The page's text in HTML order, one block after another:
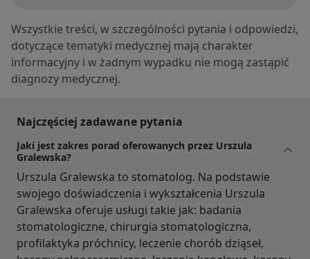
Wszystkie treści, w szczególności pytania i odpowiedzi,
dotyczące tematyki medycznej mają charakter
informacyjny i w żadnym wypadku nie mogą zastąpić
diagnozy medycznej.
Najczęściej zadawane pytania
Jaki jest zakres porad oferowanych przez Urszula
Gralewska?
Urszula Gralewska to stomatolog. Na podstawie
swojego doświadczenia i wykształcenia Urszula
Gralewska oferuje usługi takie jak: badania
stomatologiczne, chirurgia stomatologiczna,
profilaktyka próchnicy, leczenie chorób dziąseł,